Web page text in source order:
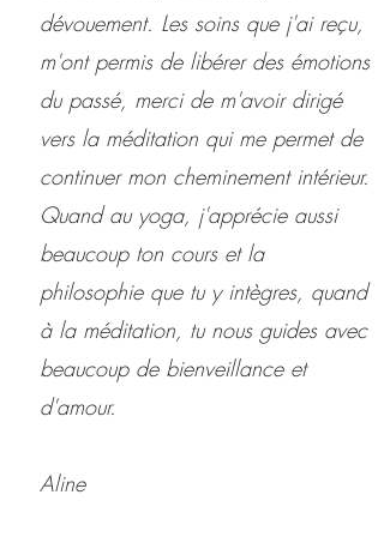
dévouement. Les soins que j'ai reçu,
m'ont permis de libérer des émotions
du passé, merci de m'avoir dirigé
vers la méditation qui me permet de
continuer mon cheminement intérieur.
Quand au yoga, j'apprécie aussi
beaucoup ton cours et la
philosophie que tu y intègres, quand
à la méditation, tu nous guides avec
beaucoup de bienveillance et
d'amour.
Aline